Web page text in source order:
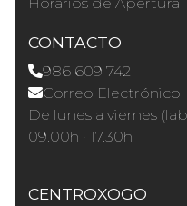
CONTACTO
986 609 742
Correo Electrónico
De lunes a viernes
09.00h · 17.30h
CENTROXOGO